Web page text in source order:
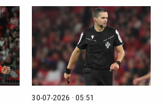
30-07-2026 · 05:51